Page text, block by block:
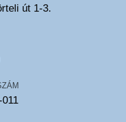
út 1-3.